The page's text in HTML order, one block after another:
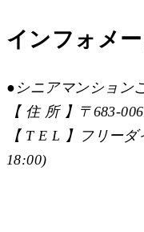
インフォメ
● シニアマンション
【 住 所 】〒683-
【 T E L 】フリー
18:00)